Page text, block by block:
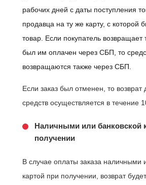
рабочих дней с даты поступления
продавца на ту же карту, с которой
товар. Если покупатель возвращает
был им оплачен через СБП, то
возвращаются также через СБП.
Если заказ был отменен, то
средств осуществляется в течение
Наличными или банковской
получении
В случае оплаты заказа наличными
картой при получении, возврат